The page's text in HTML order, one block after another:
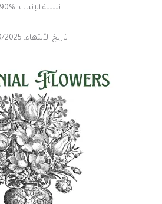
نسبة الإنبات: %90
تاريخ الأنتهاء: 09/2025